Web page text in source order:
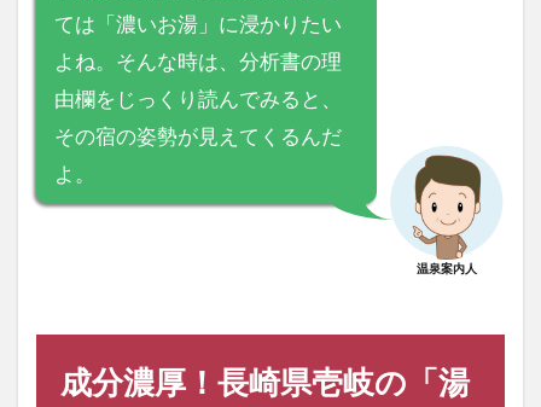
ては「濃いお湯」に浸かりたい
よね。そんな時は、分析書の理
由欄をじっくり読んでみると、
その宿の姿勢が見えてくるんだ
よ。
温泉案内人
成分濃厚！長崎県壱岐の「湯